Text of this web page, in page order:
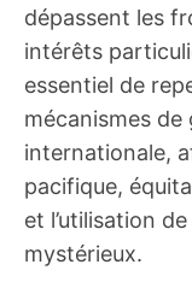
dépassent les
intérêts
essentiel de
mécanismes
internationale,
pacifique,
et l’utilisation
mystérieux.